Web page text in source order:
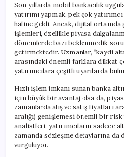
Son yıllarda mobil bankacılık
yatırımı yapmak, pek çok
haline geldi. Ancak, dijital ortamda
işlemleri, özellikle piyasa
dönemlerde bazı beklenmedik
getirmektedir. Uzmanlar, “kaydi
arasındaki önemli farklara dikkat
yatırımcılara çeşitli uyarılarda
Hızlı işlem imkanı sunan banka
için büyük bir avantaj olsa da,
zamanlarda alış ve satış fiyatları
aralığı) genişlemesi önemli bir
analistleri, yatırımcıların sadece
zamanda sözleşme detaylarına
vurguluyor.